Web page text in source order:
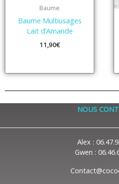
Baume
Baume Multiusages
Lait d’Amande
11,90€
NOUS
Alex :
Gwen :